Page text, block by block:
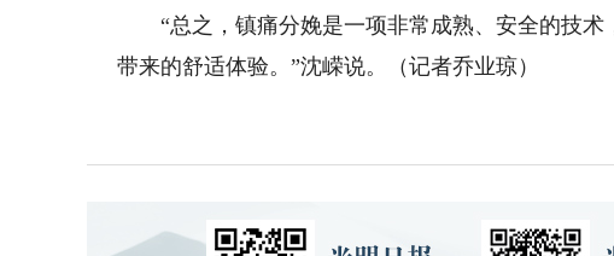
“总之，镇痛分娩是一项非常成熟、安全的技术
带来的舒适体验。”沈嵘说。（记者乔业琼）